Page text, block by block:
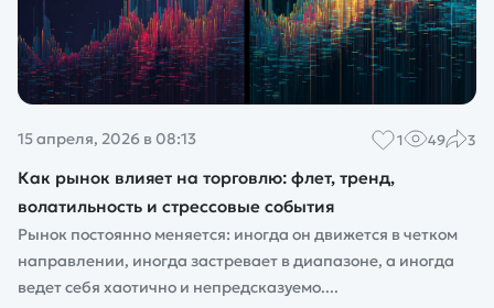
15 апреля, 2026 в 08:13 1 49 3
Как рынок влияет на торговлю: флет, тренд,
волатильность и стрессовые события
Рынок постоянно меняется: иногда он движется в четком
направлении, иногда застревает в диапазоне, а иногда
ведет себя хаотично и непредсказуемо....